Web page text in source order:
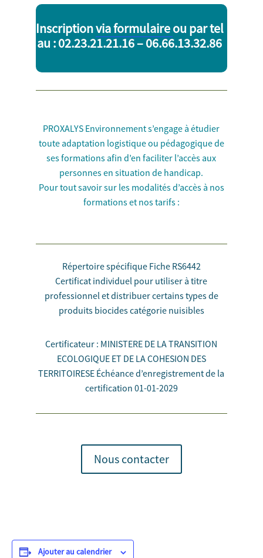
Inscriptionvia formulaireou par tel
au : 02.23.21.21.16 – 06.66.13.32.86
PROXALYS Environnement s’engage à étudier
toute adaptation logistique ou pédagogique de
ses formations afin d’en faciliter l’accès aux
personnes en situation de handicap.
Pour tout savoir sur les modalités d’accès à nos
formations et nos tarifs :
Répertoire spécifique Fiche RS6442
Certificat individuel pour utiliser à titre
professionnel et distribuer certains types de
produits biocides catégorie nuisibles
Certificateur : MINISTERE DE LA TRANSITION
ECOLOGIQUE ET DE LA COHESION DES
TERRITOIRESE Échéance d’enregistrement de la
certification 01-01-2029
Nous contacter
Ajouter au calendrier